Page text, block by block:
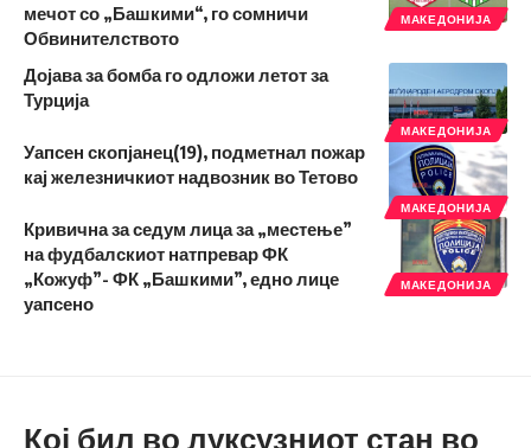
МАКЕДОНИЈА
мечот со „Башкими“, го сомничи
Обвинителството
МАКЕДОНИЈА
Дојава за бомба го одложи летот за
Турција
МАКЕДОНИЈА
Уапсен скопјанец(19), подметнал пожар
кај железничкиот надвозник во Тетово
МАКЕДОНИЈА
Кривична за седум лица за „местење”
на фудбалскиот натпревар ФК
„Кожуф”- ФК „Башкими”, едно лице
уапсено
Кој бил во луксузниот стан во